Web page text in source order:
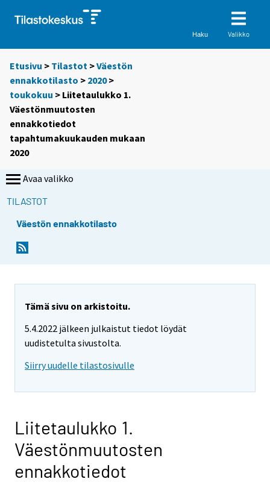
Haku Valikko
Etusivu > Tilastot >Väestön
ennakkotilasto > 2020>
toukokuu > Liitetaulukko 1.
Väestönmuutosten
ennakkotiedot
tapahtumakuukauden mukaan
2020
Avaa valikko
TILASTOT
Väestön ennakkotilasto
Tämä sivu on arkistoitu.
5.4.2022 jälkeen julkaistut tiedot löydät
uudistetulta sivustolta.
Siirry uudelle tilastosivulle
Liitetaulukko 1.
Väestönmuutosten
ennakkotiedot